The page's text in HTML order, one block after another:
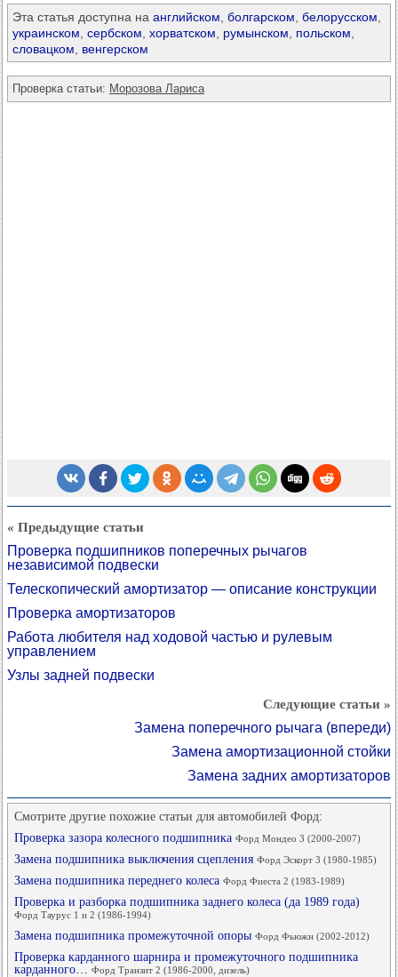
Эта статья доступна на английском болгарском белорусском
украинском сербском хорватском румынском польском
словацком
венгерском
Проверка статьи: Морозова Лариса
« Предыдущие статьи
Проверка подшипников поперечных рычагов
независимой подвески
Телескопический амортизатор — описание конструкции
Проверка амортизаторов
Работа любителя над ходовой частью и рулевым
управлением
Узлы задней подвески
Следующие статьи »
Замена поперечного рычага (впереди)
Замена амортизационной стойки
Замена задних амортизаторов
Смотрите другие похожие статьи для автомобилей Форд:
Проверка зазора колесного подшипника Форд Мондео 3 (2000-2007)
Замена подшипника выключения сцепления Форд Эскорт 3 (1980-1985)
Замена подшипника переднего колеса Форд Фиеста 2 (1983-1989)
Проверка и разборка подшипника заднего колеса (да 1989 года)
Форд Таурус 1 и 2 (1986-1994)
Замена подшипника промежуточной опоры Форд Фьюжн (2002-2012)
Проверка карданного шарнира и промежуточного подшипника
карданного… Форд Транзит 2 (1986-2000, дизель)